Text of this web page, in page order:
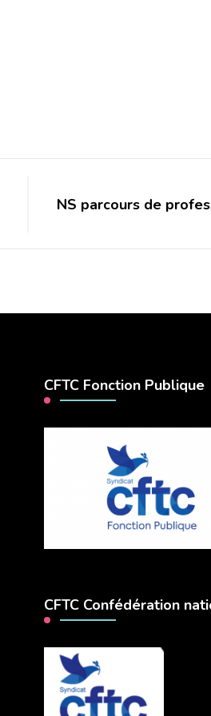
NS parcours de
CFTC Fonction Publique
CFTC Confédération